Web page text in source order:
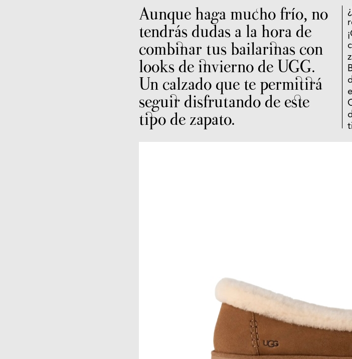
Aunque haga mucho frío, no
tendrás dudas a la hora de
combinar tus bailarinas con
looks de invierno de UGG.
Un calzado que te permitirá
seguir disfrutando de este
tipo de zapato.